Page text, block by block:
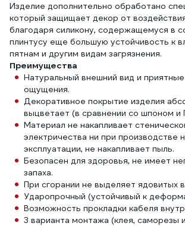
Изделие дополнительно обработано
который защищает декор от
благодаря силикону, содержащемуся в
плинтусу еще большую устойчивость к
пятнам и другим видам загрязнения.
Преимущества
Натуральный внешний вид и
ощущения.
Декоративное покрытие изделия
выцветает (в сравнении со шпоном и
Материал не накапливает
электричества ни при производстве
эксплуатации, не накапливает пыль.
Безопасен для здоровья, не имеет
запаха.
При сгорании не выделяет ядовитых
Ударопрочный (устойчивый к
Возможность прокладки кабеля
3 варианта монтажа (клея, саморезы